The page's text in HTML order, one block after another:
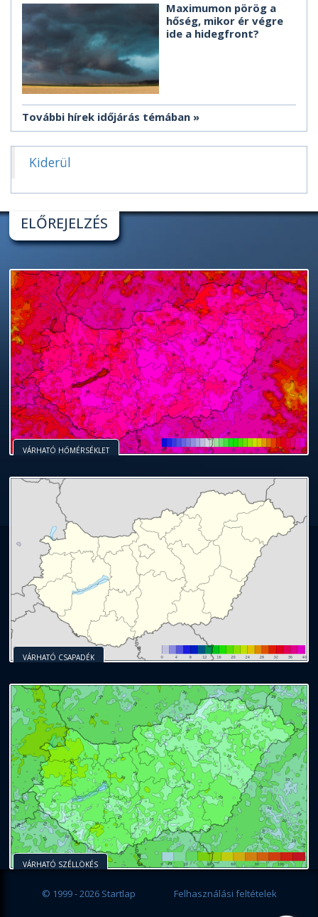
Maximumon pörög a
hőség, mikor ér végre
ide a hidegfront?
További hírek időjárás témában
Kiderül
ELŐREJELZÉS
VÁRHATÓ HŐMÉRSÉKLET
VÁRHATÓ CSAPADÉK
VÁRHATÓ SZÉLLÖKÉS
© 1999 - 2026 Startlap Felhasználási feltételek